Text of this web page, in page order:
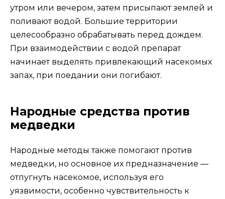
утром или вечером, затем присыпают землей и
поливают водой. Большие территории
целесообразно обрабатывать перед дождем.
При взаимодействии с водой препарат
начинает выделять привлекающий насекомых
запах, при поедании они погибают.
Народные средства против
медведки
Народные методы также помогают против
медведки, но основное их предназначение —
отпугнуть насекомое, используя его
уязвимости, особенно чувствительность к